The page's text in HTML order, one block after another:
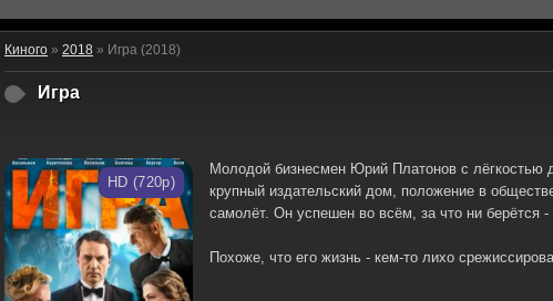
Киного » 2018 » Игра (2018)
Игра
HD (720p)
Молодой бизнесмен Юрий Платонов с лёгкостью
крупный издательский дом, положение в
самолёт. Он успешен во всём, за что ни берётся -
Похоже, что его жизнь - кем-то лихо